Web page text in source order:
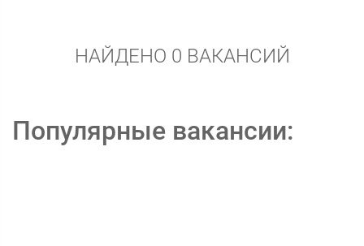
НАЙДЕНО 0 ВАКАНСИЙ
Популярные вакансии: